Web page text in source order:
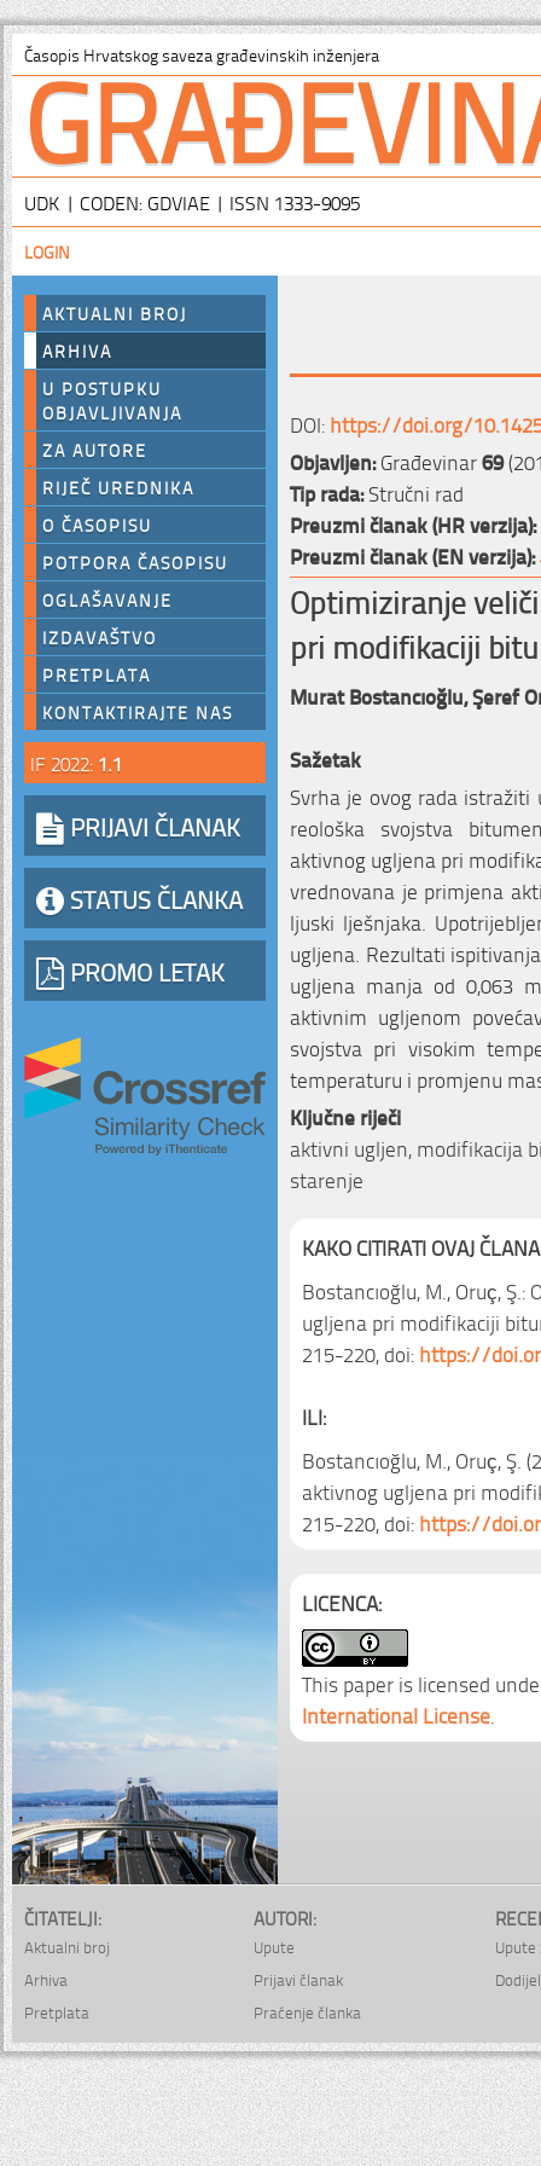
Časopis Hrvatskog saveza građevinskih inženjera
UDK | CODEN: GDVIAE | ISSN 1333-9095
LOGIN
AKTUALNI BROJ
ARHIVA
U POSTUPKU
OBJAVLJIVANJA
ZA AUTORE
RIJEČ UREDNIKA
O ČASOPISU
POTPORA ČASOPISU
OGLAŠAVANJE
IZDAVAŠTVO
PRETPLATA
KONTAKTIRAJTE NAS
IF 2022: 1.1
PRIJAVI ČLANAK
STATUS ČLANKA
PROMO LETAK
DOI:https://doi.org/
Objavljen:Građevinar69
Tip rada:Stručni rad
Preuzmi članak (HR verzija):
Preuzmi članak (EN verzija):
Optimiziranje
pri modifikaciji
Murat Bostancıoğlu,Şeref
Sažetak
Svrha je ovog rada istražiti
reološka svojstva
aktivnog ugljena pri
vrednovana je primjena
ljuski lješnjaka.
ugljena. Rezultati
ugljena manja od 0,063
aktivnim ugljenom
svojstva pri visokim
temperaturu i promjenu
Ključne riječi
aktivni ugljen, modifikacija
starenje
KAKO CITIRATI OVAJ
Bostancıoğlu, M., Oruç,
ugljena pri modifikaciji
215-220, doi:https://
ILI:
Bostancıoğlu, M., Oruç,
aktivnog ugljena pri
215-220, doi:https://
LICENCA:
This paper is licensed
International License
ČITATELJI:
Aktualni broj
Arhiva
Pretplata
AUTORI:
Upute
Prijavi članak
Praćenje članka
Upute